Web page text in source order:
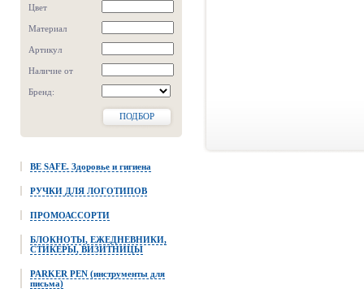
Цвет
Материал
Артикул
Наличие от
Бренд:
ПОДБОР
BE SAFE. Здоровье и гигиена
РУЧКИ ДЛЯ ЛОГОТИПОВ
ПРОМОАССОРТИ
БЛОКНОТЫ, ЕЖЕДНЕВНИКИ,
СТИКЕРЫ, ВИЗИТНИЦЫ
PARKER PEN (инструменты для
письма)